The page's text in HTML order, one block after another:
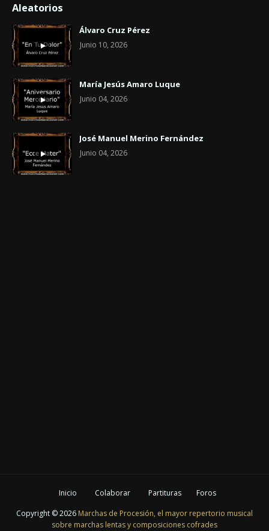
Aleatorios
Álvaro Cruz Pérez
Junio 10, 2026
María Jesús Amaro Luque
Junio 04, 2026
José Manuel Merino Fernández
Junio 04, 2026
Inicio Colaborar Partituras
Foros
Copyright ©2026 Marchas de Procesión, el mayor repertorio musical
sobre marchas lentas y composiciones cofrades